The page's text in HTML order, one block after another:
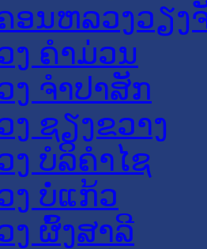
ອນ​ຫລວງວຽງ
ງ ຄໍາມ່ວນ
ງ ຈໍາປາສັກ
ງ ຊຽງຂວາງ
ງ ບໍລິຄໍາໄຊ
ງ ບໍ່ແກ້ວ
ງ ຜົ້ງສາລີ